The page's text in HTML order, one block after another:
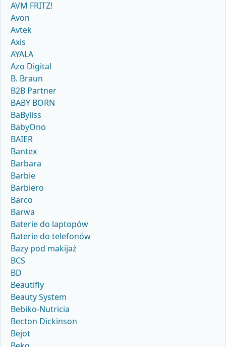
AVM FRITZ!
Avon
Avtek
Axis
AYALA
Azo Digital
B. Braun
B2B Partner
BABY BORN
BaByliss
BabyOno
BAIER
Bantex
Barbara
Barbie
Barbiero
Barco
Barwa
Baterie do laptopów
Baterie do telefonów
Bazy pod makijaż
BCS
BD
Beautifly
Beauty System
Bebiko-Nutricia
Becton Dickinson
Bejot